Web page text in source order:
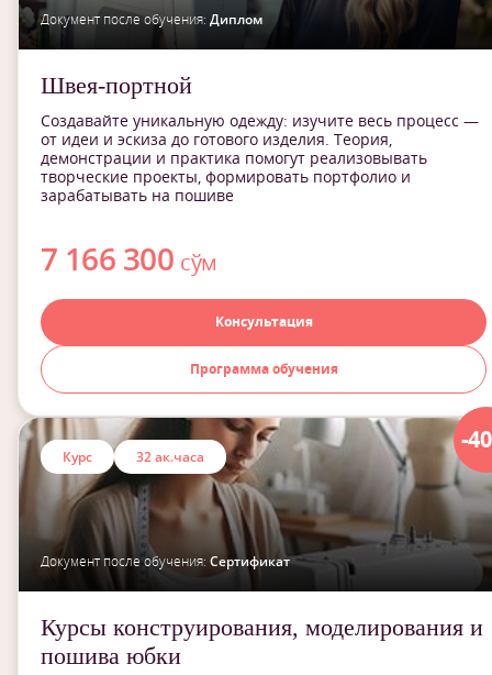
Документ после обучения: Диплом
Швея-портной
Создавайте уникальную одежду: изучите весь процесс —
от идеи и эскиза до готового изделия. Теория,
демонстрации и практика помогут реализовывать
творческие проекты, формировать портфолио и
зарабатывать на пошиве
7 166 300 сўм
Консультация
Программа обучения
-
Курс 32 ак.часа
Документ после обучения: Сертификат
Курсы конструирования, моделирования и
пошива юбки